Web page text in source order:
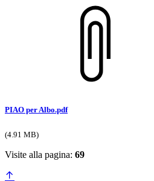
PIAO per Albo.pdf
(4.91 MB)
Visite alla pagina: 69